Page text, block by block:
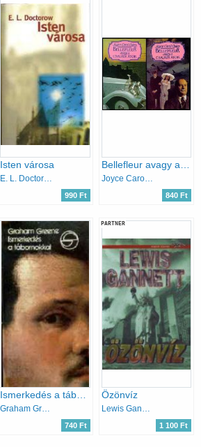
Isten városa
E. L. Doctorow
990 Ft
Joyce Carol Oates
840 Ft
740 Ft
PARTNER
Özönvíz
1 100 Ft